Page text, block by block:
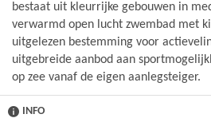
bestaat uit kleurrijke gebouwen in
verwarmd open lucht zwembad met
uitgelezen bestemming voor
uitgebreide aanbod aan
op zee vanaf de eigen aanlegsteiger.
INFO